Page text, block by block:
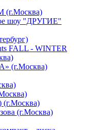
шоу "ДРУГИЕ"
FALL - WINTER
(г.Москва)
(г.Москва)
(г.Москва)